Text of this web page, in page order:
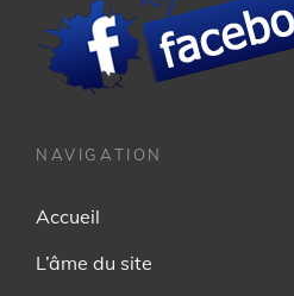
NAVIGATION
Accueil
L’âme du site